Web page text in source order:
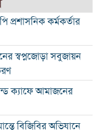
কর্মকর্তার
স্বপ্নজোড়া সবুজায়ন
ক্যাফে আমাজনের
বিজিবির অভিযানে